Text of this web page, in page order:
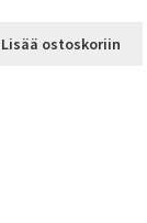
Lisää ostoskoriin